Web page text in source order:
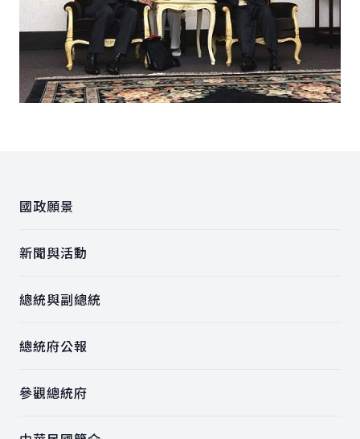
國政願景
新聞與活動
總統與副總統
總統府公報
參觀總統府